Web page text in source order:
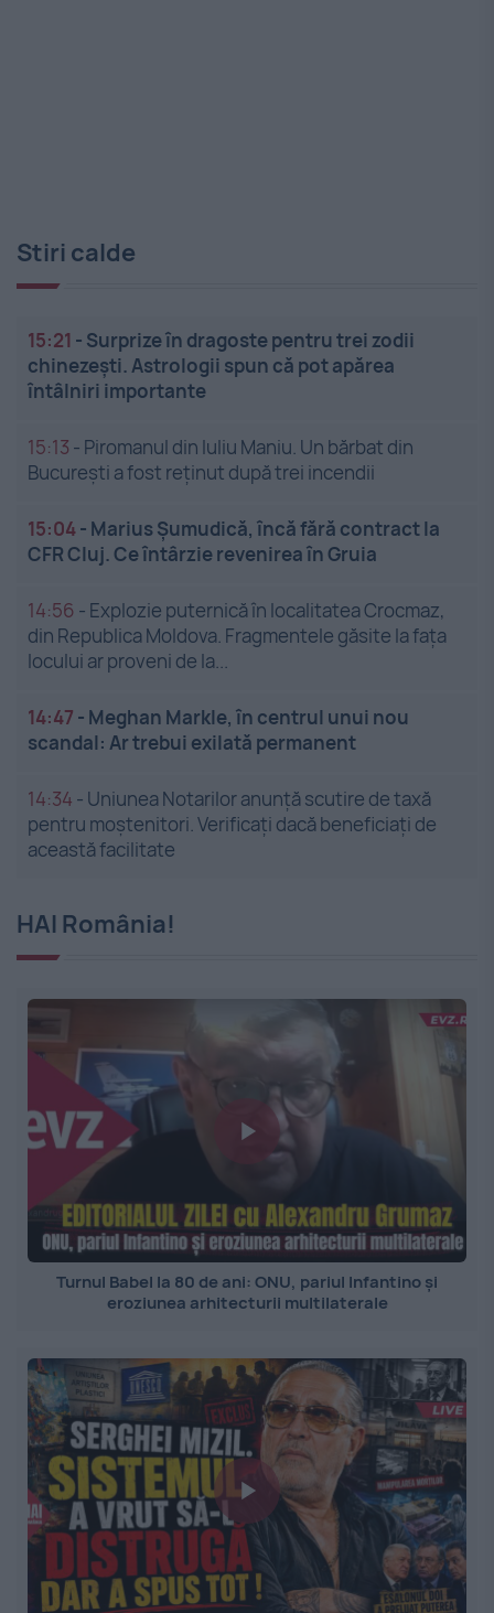
Stiri calde
15:21 - Surprize în dragoste pentru trei zodii
chinezești. Astrologii spun că pot apărea
întâlniri importante
15:13 - Piromanul din Iuliu Maniu. Un bărbat din
București a fost reținut după trei incendii
15:04- Marius Șumudică, încă fără contract la
CFR Cluj. Ce întârzie revenirea în Gruia
14:56 - Explozie puternică în localitatea Crocmaz,
din Republica Moldova. Fragmentele găsite la fața
locului ar proveni de la...
14:47 - Meghan Markle, în centrul unui nou
scandal: Ar trebui exilată permanent
14:34 - Uniunea Notarilor anunță scutire de taxă
pentru moștenitori. Verificați dacă beneficiați de
această facilitate
HAI România!
Turnul Babel la 80 de ani: ONU, pariul Infantino și
eroziunea arhitecturii multilaterale